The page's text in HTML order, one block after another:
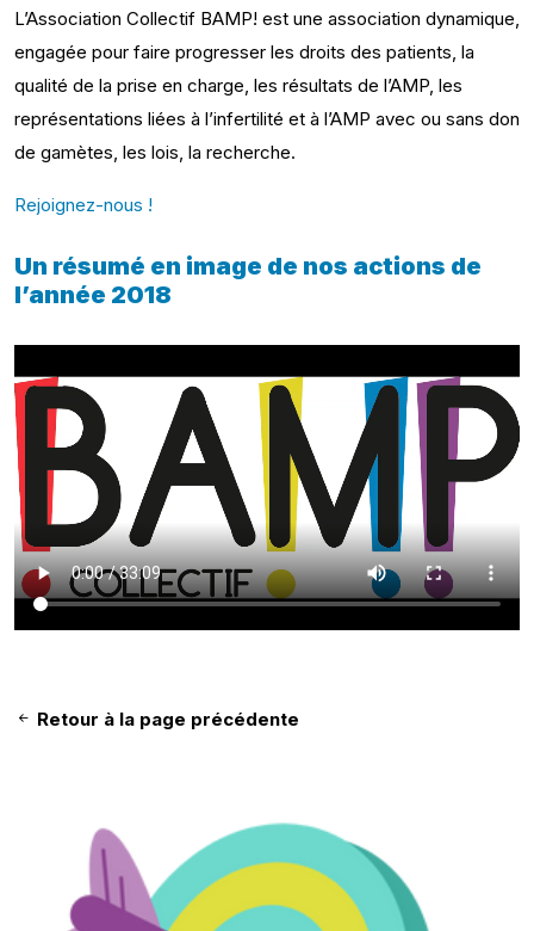
Retour à la page précédente
L’Association Collectif BAMP! est une association dynamique,
engagée pour faire progresser les droits des patients, la
qualité de la prise en charge, les résultats de l’AMP, les
représentations liées à l’infertilité et à l’AMP avec ou sans don
de gamètes, les lois, la recherche.
Rejoignez-nous !
Un résumé en image de nos actions de
l’année 2018